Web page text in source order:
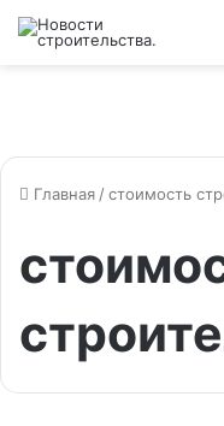
Главная /стоимость